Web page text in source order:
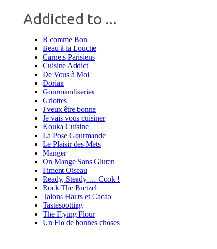
Addicted to ...
B comme Bon
Beau à la Louche
Carnets Parisiens
Cuisine Addict
De Vous à Moi
Dorian
Gourmandiseries
Griottes
J'veux être bonne
Je vais vous cuisiner
Kouka Cuisine
La Pose Gourmande
Le Plaisir des Mets
Manger
On Mange Sans Gluten
Piment Oiseau
Ready, Steady … Cook !
Rock The Bretzel
Talons Hauts et Cacao
Tastespotting
The Flying Flour
Un Flo de bonnes choses